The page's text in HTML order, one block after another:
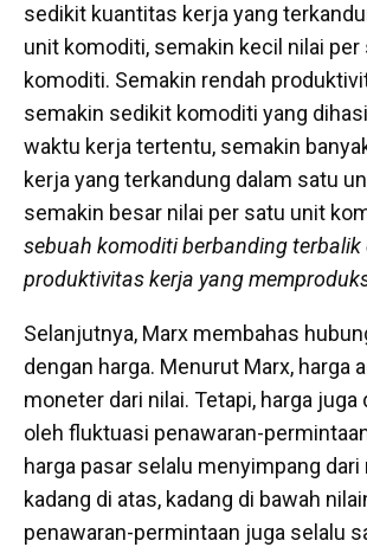
sedikit kuantitas kerja yang
unit komoditi, semakin kecil nilai per
komoditi. Semakin rendah
semakin sedikit komoditi yang
waktu kerja tertentu, semakin
kerja yang terkandung dalam satu
semakin besar nilai per satu unit
sebuah komoditi berbanding terbalik
produktivitas kerja yang
Selanjutnya, Marx membahas
dengan harga. Menurut Marx, harga
moneter dari nilai. Tetapi, harga juga
oleh fluktuasi penawaran-
harga pasar selalu menyimpang dari
kadang di atas, kadang di bawah
penawaran-permintaan juga selalu